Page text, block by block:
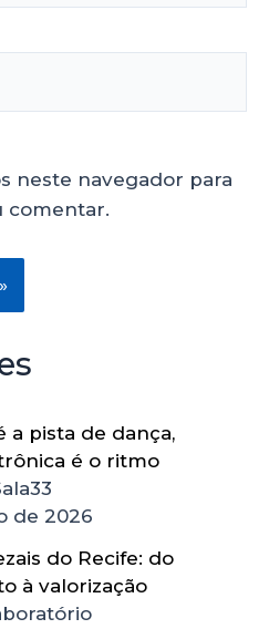
neste navegador para
comentar.
a pista de dança,
é o ritmo
de 2026
do Recife: do
à valorização